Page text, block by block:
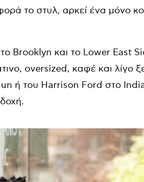
το στυλ, αρκεί ένα μόνο
Brooklyn και το Lower East
oversized, καφέ και λίγο
ή του Harrison Ford στο